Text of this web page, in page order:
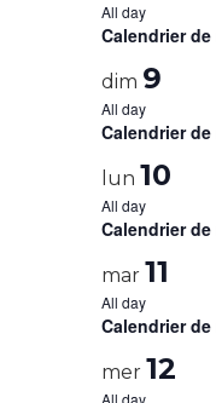
All day
Calendrier
dim 9
All day
Calendrier
lun 10
All day
Calendrier
mar 11
All day
Calendrier
mer 12
All day